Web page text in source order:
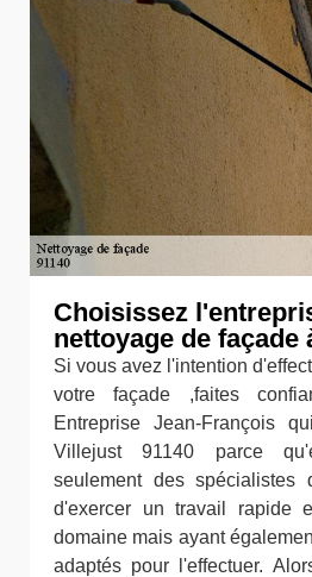
Choisissez
nettoyage de façade
Si vous avez l'intention
votre façade ,faites
Entreprise Jean-François
Villejust 91140 parce
seulement des spécialistes
d'exercer un travail rapide
domaine mais ayant
adaptés pour l'effectuer.